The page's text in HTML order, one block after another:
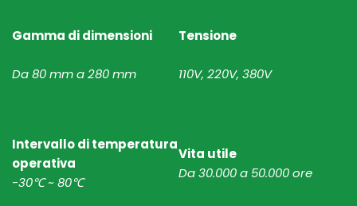
Gamma di dimensioni
Da 80 mm a 280 mm
Tensione
110V, 220V, 380V
Intervallo di temperatura
operativa
-30℃ ~ 80℃
Vita utile
Da 30.000 a 50.000 ore